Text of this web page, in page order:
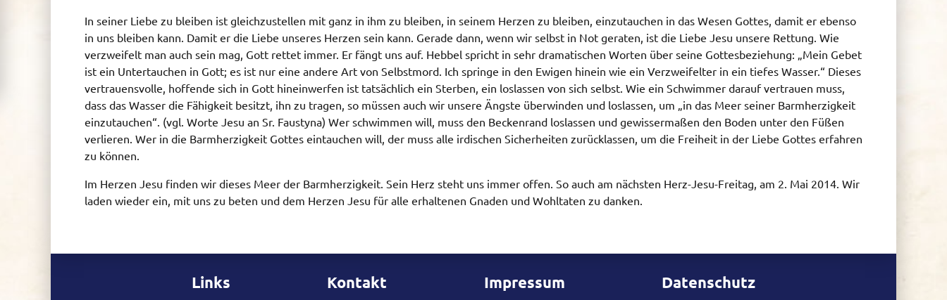
In seiner Liebe zu bleiben ist gleichzustellen mit ganz in ihm zu bleiben, in seinem Herzen zu bleiben, einzutauchen in das Wesen Gottes, damit er ebenso
in uns bleiben kann. Damit er die Liebe unseres Herzen sein kann. Gerade dann, wenn wir selbst in Not geraten, ist die Liebe Jesu unsere Rettung. Wie
verzweifelt man auch sein mag, Gott rettet immer. Er fängt uns auf. Hebbel spricht in sehr dramatischen Worten über seine Gottesbeziehung: „Mein Gebet
ist ein Untertauchen in Gott; es ist nur eine andere Art von Selbstmord. Ich springe in den Ewigen hinein wie ein Verzweifelter in ein tiefes Wasser.“ Dieses
vertrauensvolle, hoffende sich in Gott hineinwerfen ist tatsächlich ein Sterben, ein loslassen von sich selbst. Wie ein Schwimmer darauf vertrauen muss,
dass das Wasser die Fähigkeit besitzt, ihn zu tragen, so müssen auch wir unsere Ängste überwinden und loslassen, um „in das Meer seiner Barmherzigkeit
einzutauchen“. (vgl. Worte Jesu an Sr. Faustyna) Wer schwimmen will, muss den Beckenrand loslassen und gewissermaßen den Boden unter den Füßen
verlieren. Wer in die Barmherzigkeit Gottes eintauchen will, der muss alle irdischen Sicherheiten zurücklassen, um die Freiheit in der Liebe Gottes erfahren
zu können.
Im Herzen Jesu finden wir dieses Meer der Barmherzigkeit. Sein Herz steht uns immer offen. So auch am nächsten Herz-Jesu-Freitag, am 2. Mai 2014. Wir
laden wieder ein, mit uns zu beten und dem Herzen Jesu für alle erhaltenen Gnaden und Wohltaten zu danken.
Links Kontakt Impressum Datenschutz